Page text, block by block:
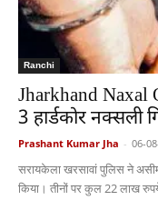
Ranchi
Jharkhand
3 हार्डकोर नक्सली
Prashant Kumar Jha - 06-
सरायकेला खरसावां पुलिस ने
किया। तीनों पर कुल 22 लाख